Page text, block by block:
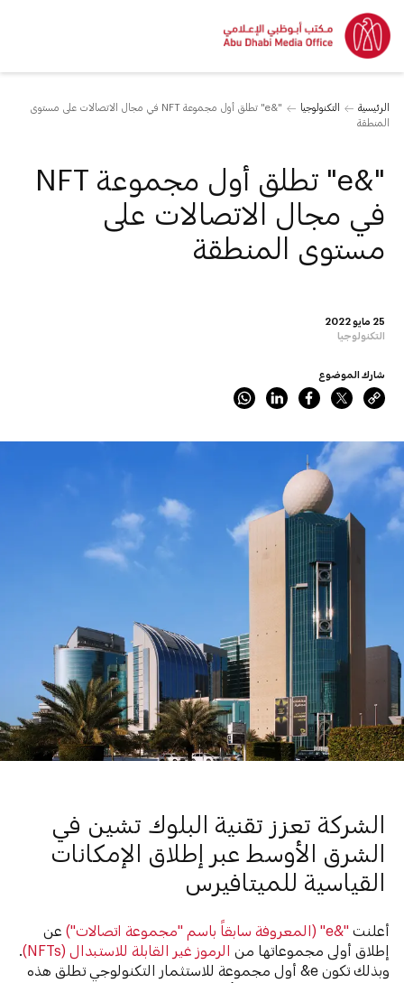
الرئيسية التكنولوجيا
"&e" تطلق أول مجموعة NFT في مجال الاتصالات على مستوى
المنطقة
25 مايو 2022
التكنولوجيا
"&e" تطلق أول مجموعة NFT
في مجال الاتصالات على
مستوى المنطقة
الشركة تعزز تقنية البلوك تشين في
الشرق الأوسط عبر إطلاق الإمكانات
القياسية للميتافيرس
شارك الموضوع
أعلنت"&e" (المعروفة سابقاً باسم "مجموعة اتصالات")
عن
إطلاق أولى مجموعاتها منالرموز غير القابلة للاستبدال (NFTs)
.
وبذلك تكون e& أول مجموعة للاستثمار التكنولوجي تطلق هذه